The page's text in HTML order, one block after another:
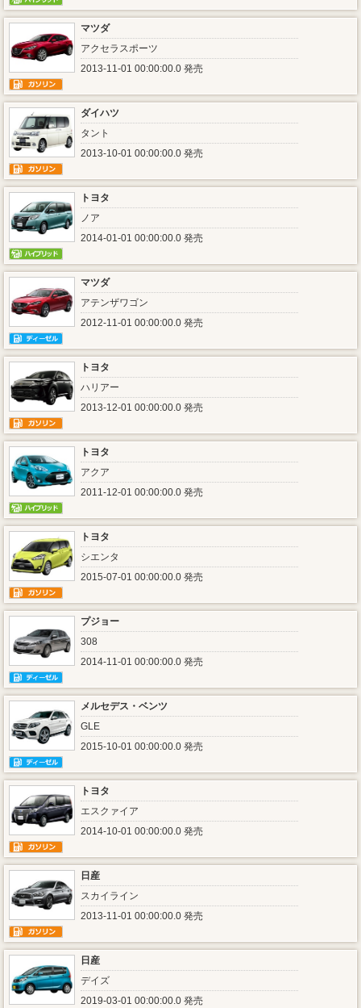
マツダ
アクセラスポーツ
2013-11-01 00:00:00.0 発売
ダイハツ
タント
2013-10-01 00:00:00.0 発売
トヨタ
ノア
2014-01-01 00:00:00.0 発売
マツダ
アテンザワゴン
2012-11-01 00:00:00.0 発売
トヨタ
ハリアー
2013-12-01 00:00:00.0 発売
トヨタ
アクア
2011-12-01 00:00:00.0 発売
トヨタ
シエンタ
2015-07-01 00:00:00.0 発売
プジョー
308
2014-11-01 00:00:00.0 発売
メルセデス・ベンツ
GLE
2015-10-01 00:00:00.0 発売
トヨタ
エスクァイア
2014-10-01 00:00:00.0 発売
日産
スカイライン
2013-11-01 00:00:00.0 発売
日産
デイズ
2019-03-01 00:00:00.0 発売